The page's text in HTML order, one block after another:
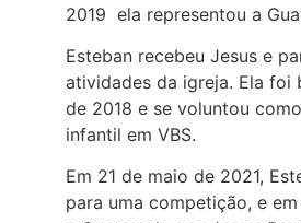
2019 ela representou a
Esteban recebeu Jesus e
atividades da igreja. Ela foi
de 2018 e se voluntou
infantil em VBS.
Em 21 de maio de 2021,
para uma competição, e